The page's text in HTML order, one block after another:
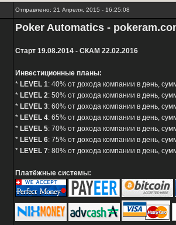
Отправлено: 21 Апреля, 2015 - 16:25:08
Poker Automatics -
Старт 19.08.2014 - СКАМ 22.02.2016
Инвестиционные планы:
* LEVEL 1: 40% от дохода компании в день,
* LEVEL 2: 50% от дохода компании в день,
* LEVEL 3: 60% от дохода компании в день,
* LEVEL 4: 65% от дохода компании в день,
* LEVEL 5: 70% от дохода компании в день,
* LEVEL 6: 75% от дохода компании в день,
* LEVEL 7: 80% от дохода компании в день,
Платёжные системы: